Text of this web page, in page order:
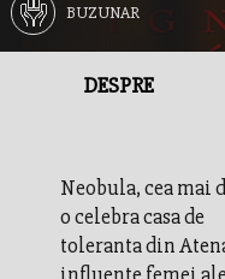
BUZUNAR
DESPRE
Neobula, cea mai
o celebra casa de
toleranta din
influente femei